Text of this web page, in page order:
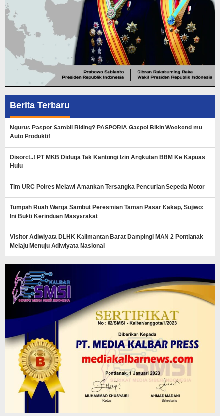
Berita Terbaru
Ngurus Paspor Sambil Riding? PASPORIA Gaspol Bikin Weekend-mu
Auto Produktif
Disorot..! PT MKB Diduga Tak Kantongi Izin Angkutan BBM Ke Kapuas
Hulu
Tim URC Polres Melawi Amankan Tersangka Pencurian Sepeda Motor
Tumpah Ruah Warga Sambut Peresmian Taman Pasar Kakap, Sujiwo:
Ini Bukti Kerinduan Masyarakat
Visitor Adiwiyata DLHK Kalimantan Barat Dampingi MAN 2 Pontianak
Melaju Menuju Adiwiyata Nasional